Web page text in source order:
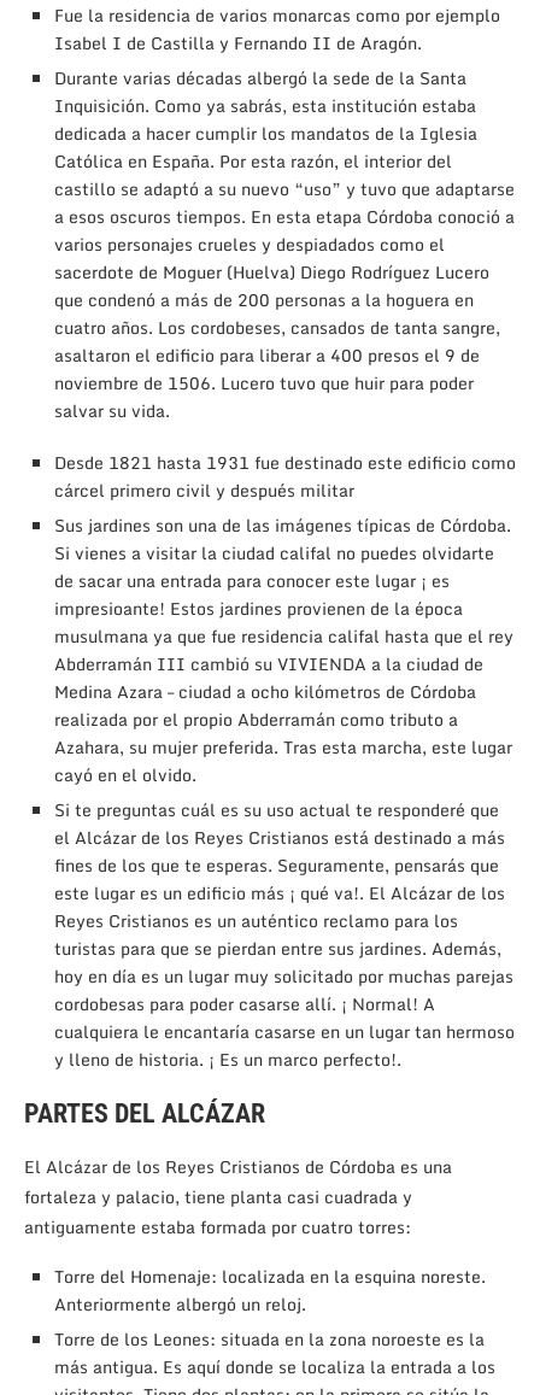
Fue la residencia de varios monarcas como por ejemplo
Isabel I de Castilla y Fernando II de Aragón.
Durante varias décadas albergó la sede de la Santa
Inquisición. Como ya sabrás, esta institución estaba
dedicada a hacer cumplir los mandatos de la Iglesia
Católica en España. Por esta razón, el interior del
castillo se adaptó a su nuevo “uso” y tuvo que adaptarse
a esos oscuros tiempos. En esta etapa Córdoba conoció a
varios personajes crueles y despiadados como el
sacerdote de Moguer (Huelva) Diego Rodríguez Lucero
que condenó a más de 200 personas a la hoguera en
cuatro años. Los cordobeses, cansados de tanta sangre,
asaltaron el edificio para liberar a 400 presos el 9 de
noviembre de 1506. Lucero tuvo que huir para poder
salvar su vida.
Desde 1821 hasta 1931 fue destinado este edificio como
cárcel primero civil y después militar
Sus jardines son una de las imágenes típicas de Córdoba.
Si vienes a visitar la ciudad califal no puedes olvidarte
de sacar una entrada para conocer este lugar ¡ es
impresioante! Estos jardines provienen de la época
musulmana ya que fue residencia califal hasta que el rey
Abderramán III cambió su VIVIENDA a la ciudad de
Medina Azara – ciudad a ocho kilómetros de Córdoba
realizada por el propio Abderramán como tributo a
Azahara, su mujer preferida. Tras esta marcha, este lugar
cayó en el olvido.
Si te preguntas cuál es su uso actual te responderé que
el Alcázar de los Reyes Cristianos está destinado a más
fines de los que te esperas. Seguramente, pensarás que
este lugar es un edificio más ¡ qué va!. El Alcázar de los
Reyes Cristianos es un auténtico reclamo para los
turistas para que se pierdan entre sus jardines. Además,
hoy en día es un lugar muy solicitado por muchas parejas
cordobesas para poder casarse allí. ¡ Normal! A
cualquiera le encantaría casarse en un lugar tan hermoso
y lleno de historia. ¡ Es un marco perfecto!.
PARTES DEL ALCÁZAR
El Alcázar de los Reyes Cristianos de Córdoba es una
fortaleza y palacio, tiene planta casi cuadrada y
antiguamente estaba formada por cuatro torres:
Torre del Homenaje: localizada en la esquina noreste.
Anteriormente albergó un reloj.
Torre de los Leones: situada en la zona noroeste es la
más antigua. Es aquí donde se localiza la entrada a los